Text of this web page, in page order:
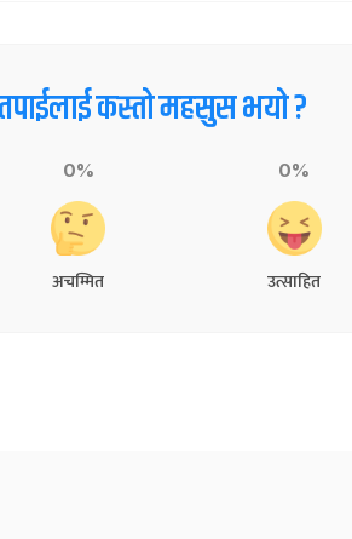
कस्तो महसुस भयो ?
0%
अचम्मित
0%
उत्साहित